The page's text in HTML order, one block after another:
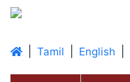
|Tamil English